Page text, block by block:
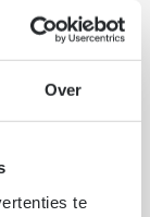
Over
te